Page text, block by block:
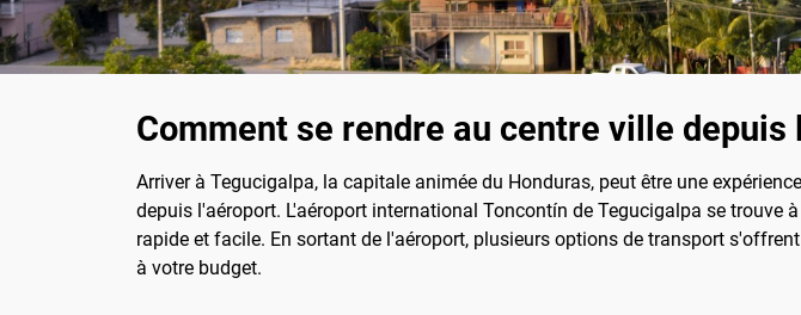
Comment se rendre au centre ville
Arriver à Tegucigalpa, la capitale animée du Honduras, peut être une
depuis l'aéroport. L'aéroport international Toncontín de Tegucigalpa se trouve
rapide et facile. En sortant de l'aéroport, plusieurs options de transport
à votre budget.